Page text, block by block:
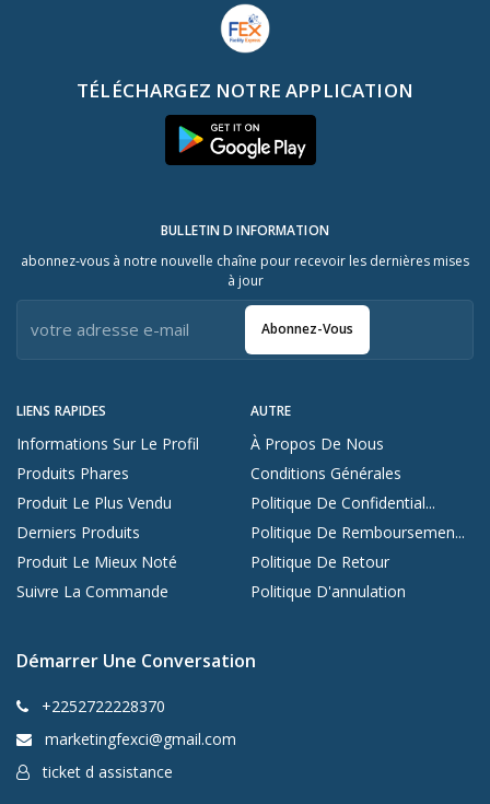
TÉLÉCHARGEZ NOTRE APPLICATION
LIENS RAPIDES
Informations Sur Le Profil
Produits Phares
Produit Le Plus Vendu
Derniers Produits
Produit Le Mieux Noté
Suivre La Commande
AUTRE
À Propos De Nous
Conditions Générales
Politique De Confidential...
Politique De Remboursemen...
Politique De Retour
Politique D'annulation
BULLETIN D INFORMATION
abonnez-vous à notre nouvelle chaîne pour recevoir les dernières mises
à jour
Abonnez-Vous
Démarrer Une Conversation
+2252722228370
marketingfexci@gmail.com
ticket d assistance